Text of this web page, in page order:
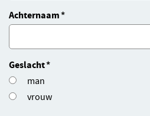
Achternaam
Geslacht
man
vrouw